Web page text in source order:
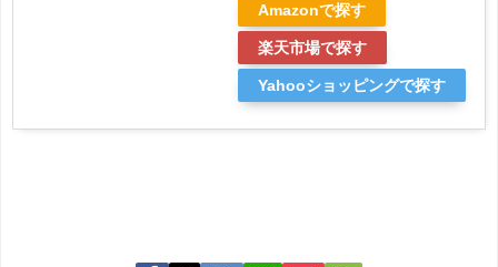
Amazonで探す
楽天市場で探す
Yahooショッピングで探す